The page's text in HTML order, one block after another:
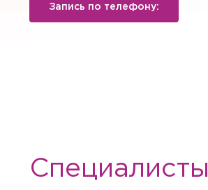
Запись по телефону:
Специалисты